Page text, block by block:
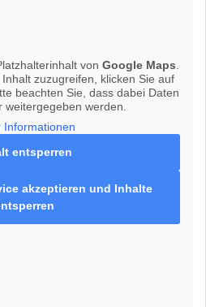
von Google Maps
zuzugreifen, klicken Sie auf
beachten Sie, dass dabei Daten
weitergegeben werden.
Informationen
entsperren
akzeptieren und Inhalte